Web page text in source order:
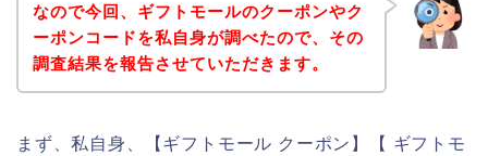
なので今回、ギフトモールのクーポンやク
ーポンコードを私自身が調べたので、その
調査結果を報告させていただきます。
まず、私自身、【ギフトモール クーポン】【 ギフトモ